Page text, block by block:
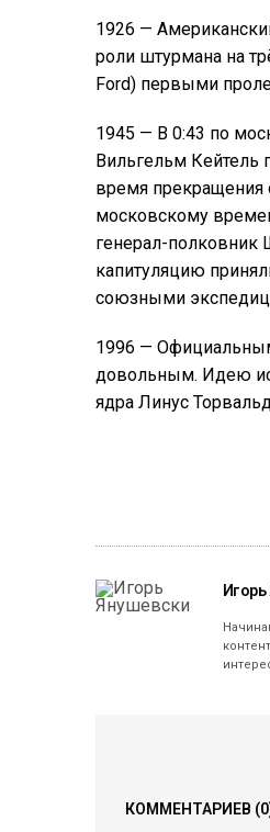
1926 —
роли штурмана на
Ford) первыми
1945 — В 0:43 по
Вильгельм Кейтель
время прекращения
московскому
генерал-
капитуляцию
союзными
1996 —
довольным. Идею
ядра Линус
КОММЕНТАРИЕВ